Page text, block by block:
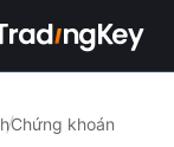
Chứng khoán